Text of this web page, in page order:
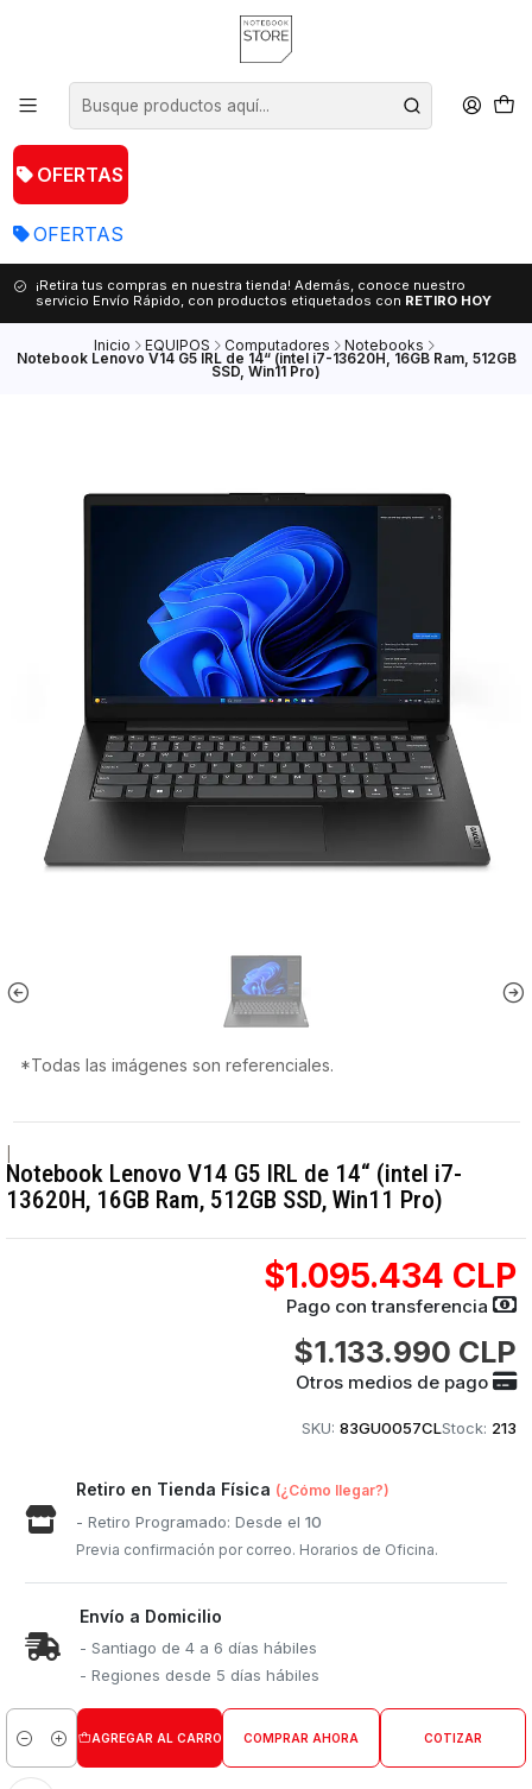
OFERTAS
OFERTAS
¡Retira tus compras en nuestra tienda! Además, conoce nuestro
servicio Envío Rápido, con productos etiquetados con RETIRO HOY
Inicio EQUIPOS Computadores Notebooks
Notebook Lenovo V14 G5 IRL de 14“ (intel i7-13620H, 16GB Ram, 512GB
SSD, Win11 Pro)
*Todas las imágenes son referenciales.
Notebook Lenovo V14 G5 IRL de 14“ (intel i7-
13620H, 16GB Ram, 512GB SSD, Win11 Pro)
$1.095.434 CLP
Pago con transferencia
$1.133.990 CLP
Otros medios de pago
SKU: 83GU0057CLStock: 213
Retiro en Tienda Física (¿Cómo llegar?)
- Retiro Programado: Desde el10
Previa confirmación por correo. Horarios de Oficina.
Envío a Domicilio
- Santiago de 4 a 6 días hábiles
- Regiones desde 5 días hábiles
Cantidad
AGREGAR AL CARRO COMPRAR AHORA COTIZAR